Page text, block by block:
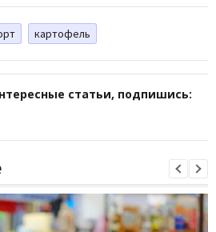
картофель
статьи, подпишись: